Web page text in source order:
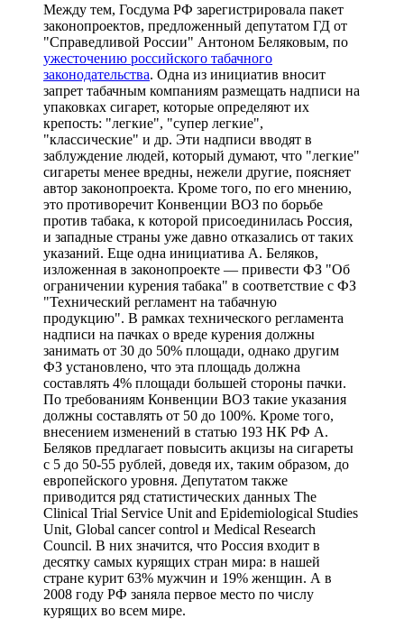
Между тем, Госдума РФ зарегистрировала пакет
законопроектов, предложенный депутатом ГД от
"Справедливой России" Антоном Беляковым, по
ужесточению российского табачного
законодательства. Одна из инициатив вносит
запрет табачным компаниям размещать надписи на
упаковках сигарет, которые определяют их
крепость: "легкие", "супер легкие",
"классические" и др. Эти надписи вводят в
заблуждение людей, который думают, что "легкие"
сигареты менее вредны, нежели другие, поясняет
автор законопроекта. Кроме того, по его мнению,
это противоречит Конвенции ВОЗ по борьбе
против табака, к которой присоединилась Россия,
и западные страны уже давно отказались от таких
указаний. Еще одна инициатива А. Беляков,
изложенная в законопроекте — привести ФЗ "Об
ограничении курения табака" в соответствие с ФЗ
"Технический регламент на табачную
продукцию". В рамках технического регламента
надписи на пачках о вреде курения должны
занимать от 30 до 50% площади, однако другим
ФЗ установлено, что эта площадь должна
составлять 4% площади большей стороны пачки.
По требованиям Конвенции ВОЗ такие указания
должны составлять от 50 до 100%. Кроме того,
внесением изменений в статью 193 НК РФ А.
Беляков предлагает повысить акцизы на сигареты
с 5 до 50-55 рублей, доведя их, таким образом, до
европейского уровня. Депутатом также
приводится ряд статистических данных The
Clinical Trial Service Unit and Epidemiological Studies
Unit, Global cancer control и Medical Research
Council. В них значится, что Россия входит в
десятку самых курящих стран мира: в нашей
стране курит 63% мужчин и 19% женщин. А в
2008 году РФ заняла первое место по числу
курящих во всем мире.